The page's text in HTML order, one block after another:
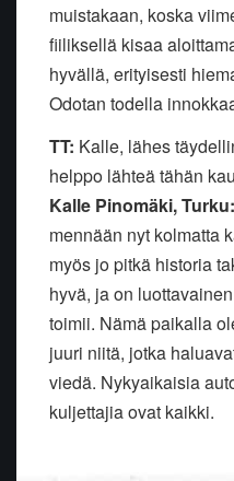
muistakaan, koska
fiiliksellä kisaa
hyvällä, erityisesti
Odotan todella
TT: Kalle, lähes
helppo lähteä tähän
Kalle Pinomäki, Turku:
mennään nyt kolmatta
myös jo pitkä historia
hyvä, ja on
toimii. Nämä paikalla
juuri niitä, jotka
viedä. Nykyaikaisia
kuljettajia ovat kaikki.